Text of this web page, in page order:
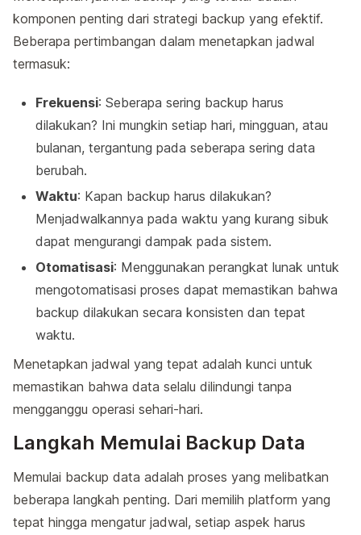
komponen penting dari strategi backup yang efektif.
Beberapa pertimbangan dalam menetapkan jadwal
termasuk:
Frekuensi: Seberapa sering backup harus
dilakukan? Ini mungkin setiap hari, mingguan, atau
bulanan, tergantung pada seberapa sering data
berubah.
Waktu: Kapan backup harus dilakukan?
Menjadwalkannya pada waktu yang kurang sibuk
dapat mengurangi dampak pada sistem.
Otomatisasi: Menggunakan perangkat lunak untuk
mengotomatisasi proses dapat memastikan bahwa
backup dilakukan secara konsisten dan tepat
waktu.
Menetapkan jadwal yang tepat adalah kunci untuk
memastikan bahwa data selalu dilindungi tanpa
mengganggu operasi sehari-hari.
Langkah Memulai Backup Data
Memulai backup data adalah proses yang melibatkan
beberapa langkah penting. Dari memilih platform yang
tepat hingga mengatur jadwal, setiap aspek harus